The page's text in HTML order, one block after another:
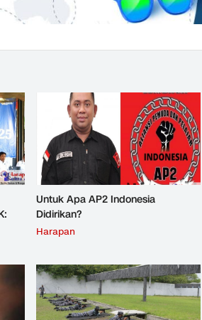
Untuk Apa AP2 Indonesia
Didirikan?
Harapan